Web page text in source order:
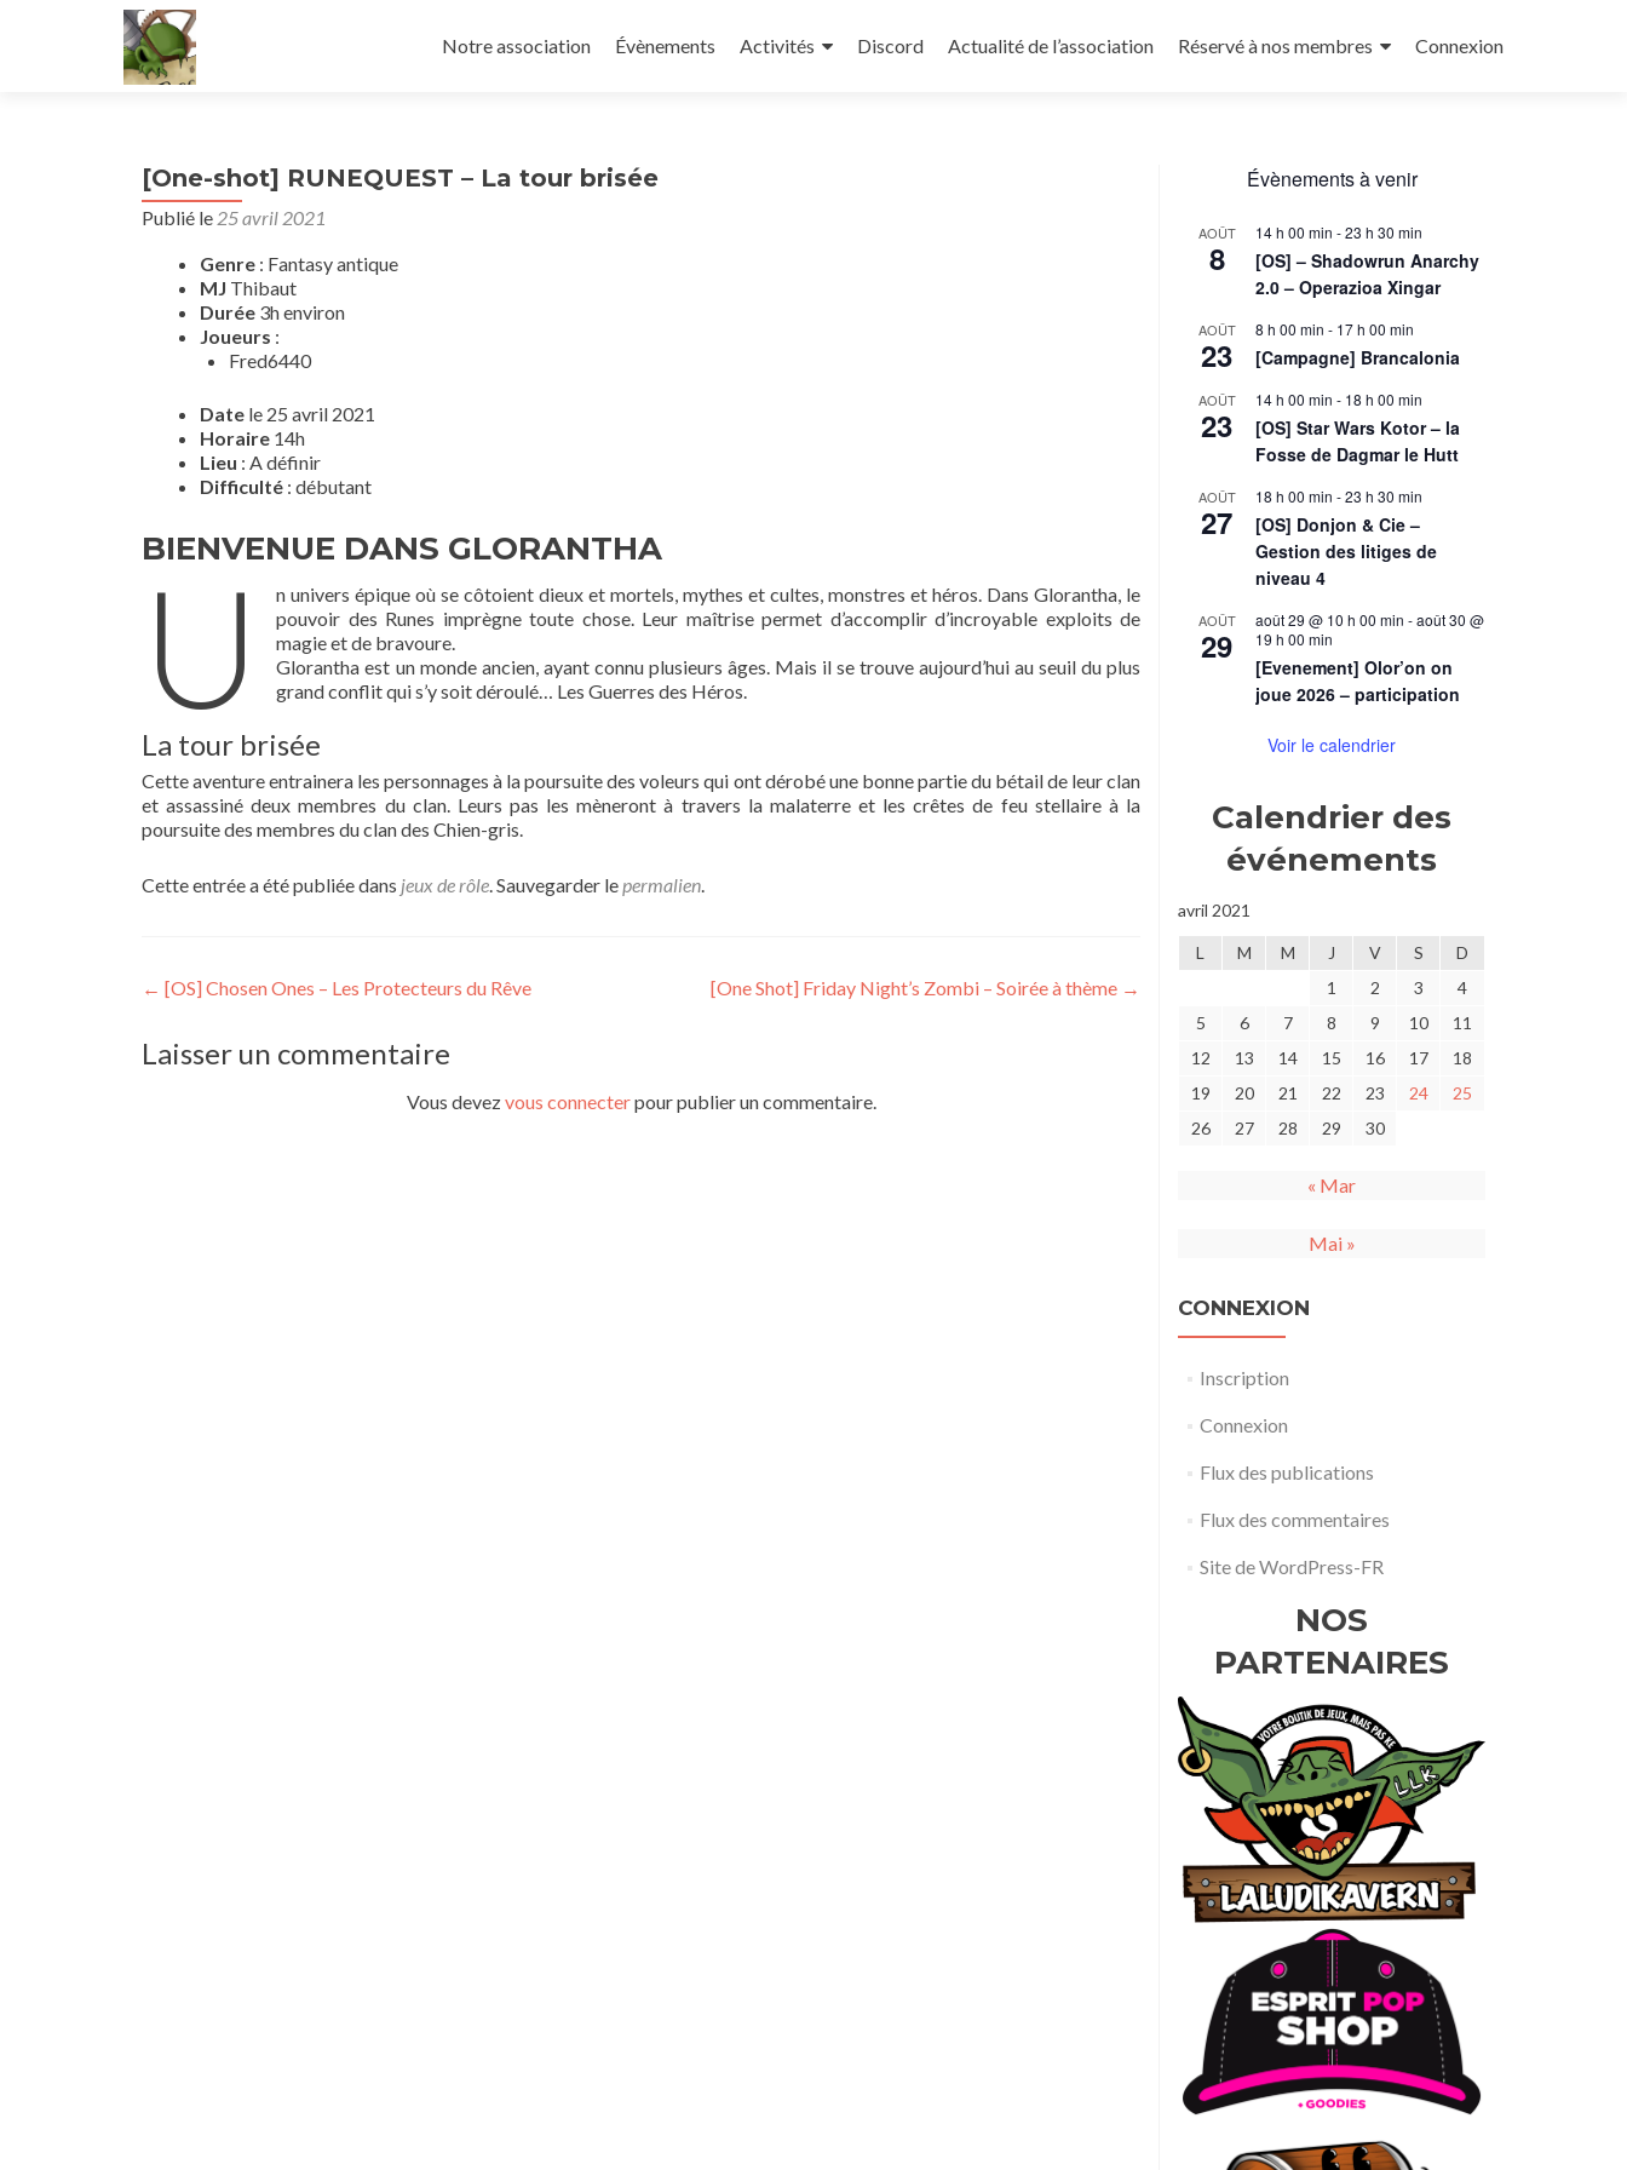
au
Notre association Évènements Activités Discord Actualité de l’association Réservé à nos membres Connexion
[One-shot] RUNEQUEST – La tour brisée
Publié le 25 avril 2021
Genre : Fantasy antique
MJ Thibaut
Durée 3h environ
Joueurs :
Fred6440
Date le 25 avril 2021
Horaire 14h
Lieu : A définir
Difficulté : débutant
BIENVENUE DANS GLORANTHA
U
n univers épique où se côtoient dieux et mortels, mythes et cultes, monstres et héros. Dans Glorantha, le
pouvoir des Runes imprègne toute chose. Leur maîtrise permet d’accomplir d’incroyable exploits de
magie et de bravoure.
Glorantha est un monde ancien, ayant connu plusieurs âges. Mais il se trouve aujourd’hui au seuil du plus
grand conflit qui s’y soit déroulé… Les Guerres des Héros.
La tour brisée
Cette aventure entrainera les personnages à la poursuite des voleurs qui ont dérobé une bonne partie du bétail de leur clan
et assassiné deux membres du clan. Leurs pas les mèneront à travers la malaterre et les crêtes de feu stellaire à la
poursuite des membres du clan des Chien-gris.
Cette entrée a été publiée dans jeux de rôle. Sauvegarder lepermalien.
Navigation
de
l’article
← [OS] Chosen Ones – Les Protecteurs du Rêve [One Shot] Friday Night’s Zombi – Soirée à thème →
Laisser un commentaire
Vous devezvous connecterpour publier un commentaire.
Évènements à venir
AOÛT
8
14 h 00 min -23 h 30 min
[OS] – Shadowrun Anarchy
2.0 – Operazioa Xingar
AOÛT
23
8 h 00 min - 17 h 00 min
[Campagne] Brancalonia
AOÛT
23
14 h 00 min - 18 h 00 min
[OS] Star Wars Kotor – la
Fosse de Dagmar le Hutt
AOÛT
27
18 h 00 min -23 h 30 min
[OS] Donjon & Cie –
Gestion des litiges de
niveau 4
AOÛT
29
août 29 @ 10 h 00 min -août 30 @
19 h 00 min
[Evenement] Olor’on on
joue 2026 – participation
Voir le calendrier
Calendrier des
événements
avril 2021
L M M J V S
D
1
2 3
4
5
6 7 8 9 10
11
12
13 14 15 16 17
18
19
20 21 22 23 24
25
26
27 28 29 30
« Mar
Mai »
CONNEXION
Inscription
Connexion
Flux des publications
Flux des commentaires
Site de WordPress-FR
NOS
PARTENAIRES